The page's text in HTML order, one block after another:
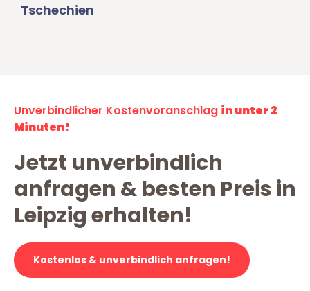
Tschechien
Unverbindlicher Kostenvoranschlag in unter 2
Minuten!
Jetzt unverbindlich
anfragen & besten Preis in
Leipzig erhalten!
Kostenlos & unverbindlich anfragen!